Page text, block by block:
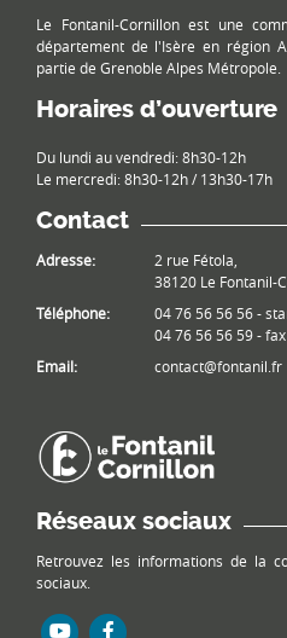
Le Fontanil-Cornillon est une
département de l'Isère en région
partie de Grenoble Alpes Métropole.
Horaires d’ouverture
Du lundi au vendredi: 8h30-12h
Le mercredi: 8h30-12h / 13h30-17h
Contact
Adresse:
2 rue Fétola,
38120 Le Fontanil-
Téléphone:
04 76 56 56 56 -
04 76 56 56 59 - fax
Email:
contact@fontanil.fr
Réseaux sociaux
Retrouvez les informations de la
sociaux.